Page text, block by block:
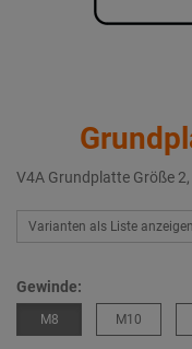
V4A Grundplatte Größe 2,
Varianten als Liste anzeigen
Gewinde:
M8 M10